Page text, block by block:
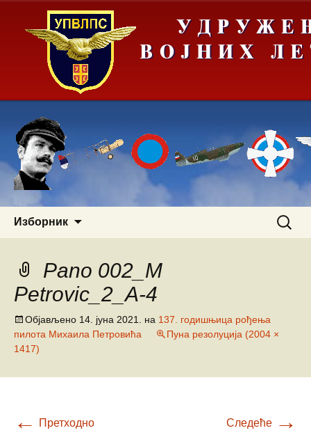
Изборник
Pano 002_M
Petrovic_2_A-4
Објављено 14. јуна 2021. на 137. годишњица рођења
пилота Михаила Петровића
Пуна резолуција (2004 ×
1417)
← Претходно Следеће →